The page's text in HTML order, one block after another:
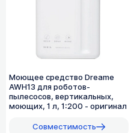
Моющее средство Dreame
AWH13 для роботов-
пылесосов, вертикальных,
моющих, 1 л, 1:200 - оригинал
Совместимость